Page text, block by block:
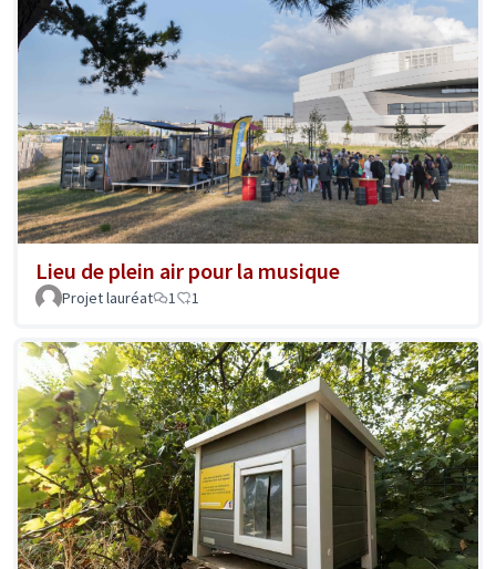
Lieu de plein air pour la musique
Projet lauréat 1 1